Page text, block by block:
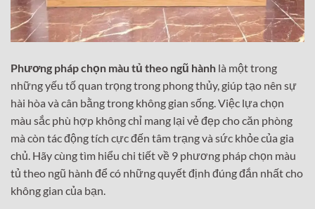
Phương pháp chọn màu tủ theo ngũ hành là một trong
những yếu tố quan trọng trong phong thủy, giúp tạo nên sự
hài hòa và cân bằng trong không gian sống. Việc lựa chọn
màu sắc phù hợp không chỉ mang lại vẻ đẹp cho căn phòng
mà còn tác động tích cực đến tâm trạng và sức khỏe của gia
chủ. Hãy cùng tìm hiểu chi tiết về 9 phương pháp chọn màu
tủ theo ngũ hành để có những quyết định đúng đắn nhất cho
không gian của bạn.